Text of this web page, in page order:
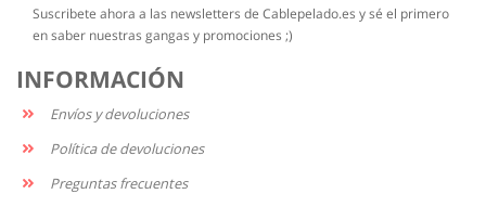
Suscribete ahora a las newsletters de Cablepelado.es y sé el primero
en saber nuestras gangas y promociones ;)
INFORMACIÓN
Envíos y devoluciones
Política de devoluciones
Preguntas frecuentes